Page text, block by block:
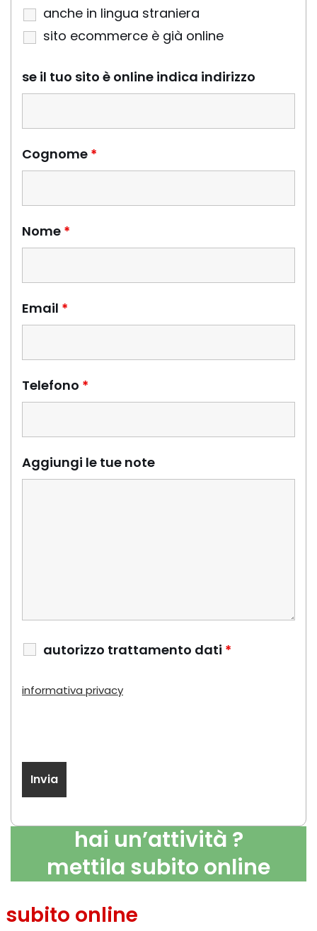
anche in lingua straniera
sito ecommerce è già online
se il tuo sito è online indica indirizzo
Cognome *
Nome *
Email *
Telefono *
Aggiungi le tue note
autorizzo trattamento dati *
informativa privacy
hai un’attività ?
mettila subito online
subito online